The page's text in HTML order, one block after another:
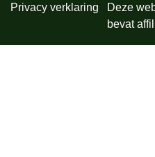
Privacy verklaring
Deze
bevat